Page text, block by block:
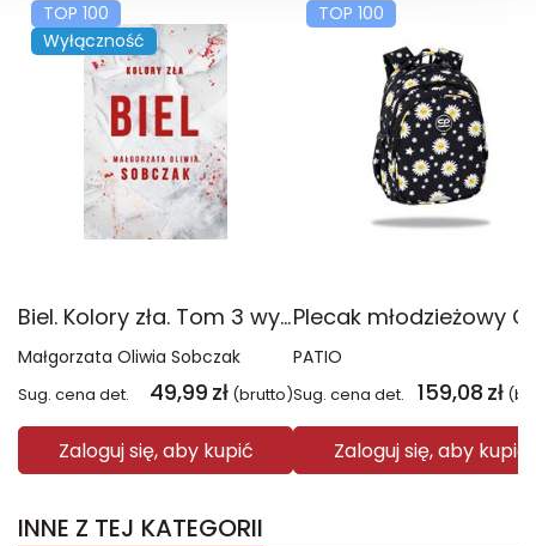
TOP 100
Wyłączność
Biel. Kolory zła. Tom 3 wyd. 2025
Małgorzata Oliwia Sobczak
Sug. cena det. 49,99 zł (brutto)
Zaloguj się, aby kupić
TOP 100
PATIO
Sug. cena det. 159,08 zł
Zaloguj się, aby kupić
INNE Z TEJ KATEGORII